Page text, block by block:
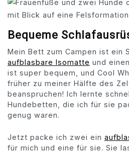
Bequeme
Mein Bett zum Campen ist ein
aufblasbare Isomatte und
ist super bequem, und Cool
früher zu meiner Hälfte des
beanspruchen! Ich lernte
Hundebetten, die ich für sie
genug waren.
Jetzt packe ich zwei ein
für mich und eine für sie. Sie